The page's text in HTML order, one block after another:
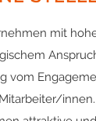
mit
vom